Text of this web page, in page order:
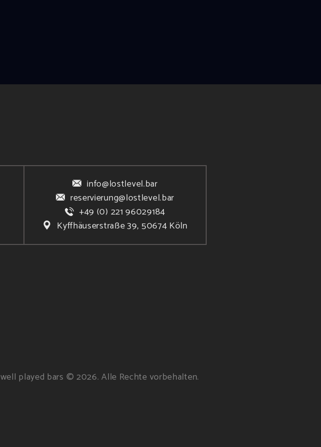
info@lostlevel.bar
reservierung@lostlevel.bar
+49 (0) 221 96029184
Kyffhäuserstraße 39, 50674 Köln
well played bars © 2026. Alle Rechte vorbehalten.